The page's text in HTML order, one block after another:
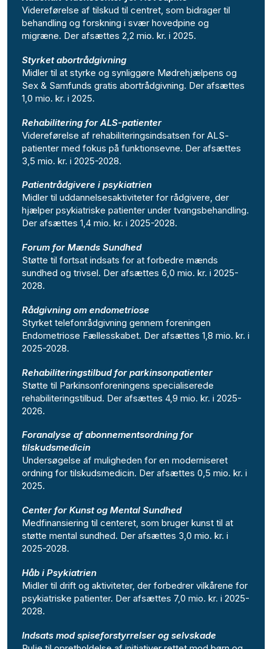
Videreførelse af tilskud til centret, som bidrager til
behandling og forskning i svær hovedpine og
migræne. Der afsættes 2,2 mio. kr. i 2025.
Styrket abortrådgivning
Midler til at styrke og synliggøre Mødrehjælpens og
Sex & Samfunds gratis abortrådgivning. Der afsættes
1,0 mio. kr. i 2025.
Rehabilitering for ALS-patienter
Videreførelse af rehabiliteringsindsatsen for ALS-
patienter med fokus på funktionsevne. Der afsættes
3,5 mio. kr. i 2025-2028.
Patientrådgivere i psykiatrien
Midler til uddannelsesaktiviteter for rådgivere, der
hjælper psykiatriske patienter under tvangsbehandling.
Der afsættes 1,4 mio. kr. i 2025-2028.
Forum for Mænds Sundhed
Støtte til fortsat indsats for at forbedre mænds
sundhed og trivsel. Der afsættes 6,0 mio. kr. i 2025-
2028.
Rådgivning om endometriose
Styrket telefonrådgivning gennem foreningen
Endometriose Fællesskabet. Der afsættes 1,8 mio. kr. i
2025-2028.
Rehabiliteringstilbud for parkinsonpatienter
Støtte til Parkinsonforeningens specialiserede
rehabiliteringstilbud. Der afsættes 4,9 mio. kr. i 2025-
2026.
Foranalyse af abonnementsordning for
tilskudsmedicin
Undersøgelse af muligheden for en moderniseret
ordning for tilskudsmedicin. Der afsættes 0,5 mio. kr. i
2025.
Center for Kunst og Mental Sundhed
Medfinansiering til centeret, som bruger kunst til at
støtte mental sundhed. Der afsættes 3,0 mio. kr. i
2025-2028.
Håb i Psykiatrien
Midler til drift og aktiviteter, der forbedrer vilkårene for
psykiatriske patienter. Der afsættes 7,0 mio. kr. i 2025-
2028.
Indsats mod spiseforstyrrelser og selvskade